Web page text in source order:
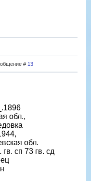
# 13
обл.,
обл.
сп 73 гв. сд